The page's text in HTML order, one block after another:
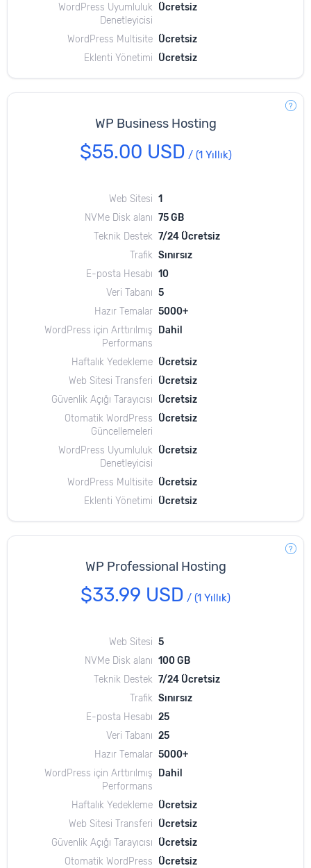
WordPress Uyumluluk
Denetleyicisi
Ücretsiz
WordPress Multisite Ücretsiz
Eklenti Yönetimi
Ücretsiz
WP Business Hosting
$55.00 USD / (1 Yıllık)
Web Sitesi 1
NVMe Disk alanı 75 GB
Teknik Destek 7/24 Ücretsiz
Trafik Sınırsız
E-posta Hesabı 10
Veri Tabanı 5
Hazır Temalar 5000+
WordPress için Arttırılmış
Performans
Dahil
Haftalık Yedekleme Ücretsiz
Web Sitesi Transferi
Ücretsiz
Güvenlik Açığı Tarayıcısı
Ücretsiz
Otomatik WordPress
Güncellemeleri
Ücretsiz
WordPress Uyumluluk
Denetleyicisi
Ücretsiz
WordPress Multisite Ücretsiz
Eklenti Yönetimi
Ücretsiz
WP Professional Hosting
$33.99 USD / (1 Yıllık)
Web Sitesi 5
NVMe Disk alanı 100 GB
Teknik Destek 7/24 Ücretsiz
Trafik Sınırsız
E-posta Hesabı 25
Veri Tabanı 25
Hazır Temalar 5000+
WordPress için Arttırılmış
Performans
Dahil
Haftalık Yedekleme Ücretsiz
Web Sitesi Transferi
Ücretsiz
Güvenlik Açığı Tarayıcısı
Ücretsiz
Otomatik WordPress
Ücretsiz